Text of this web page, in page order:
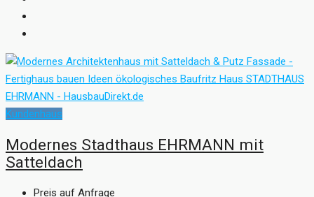
Kundenhaus
Modernes Stadthaus EHRMANN mit
Satteldach
Preis auf Anfrage